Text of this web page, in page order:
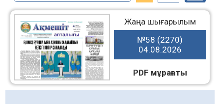
Жаңа шығарылым
№58 (2270)
04.08.2026
PDF мұрағаты